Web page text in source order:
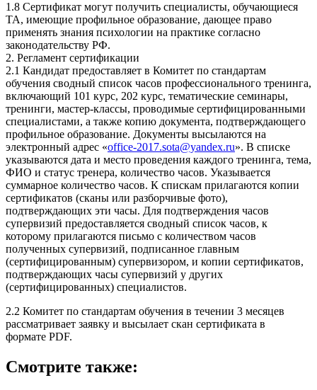
1.8 Сертификат могут получить специалисты, обучающиеся
ТА, имеющие профильное образование, дающее право
применять знания психологии на практике согласно
законодательству РФ.
2. Регламент сертификации
2.1 Кандидат предоставляет в Комитет по стандартам
обучения сводный список часов профессионального тренинга,
включающий 101 курс, 202 курс, тематические семинары,
тренинги, мастер-классы, проводимые сертифицированными
специалистами, а также копию документа, подтверждающего
профильное образование. Документы высылаются на
электронный адрес «office-2017.sota@yandex.ru». В списке
указываются дата и место проведения каждого тренинга, тема,
ФИО и статус тренера, количество часов. Указывается
суммарное количество часов. К спискам прилагаются копии
сертификатов (сканы или разборчивые фото),
подтверждающих эти часы. Для подтверждения часов
супервизий предоставляется сводный список часов, к
которому прилагаются письмо с количеством часов
полученных супервизий, подписанное главным
(сертифицированным) супервизором, и копии сертификатов,
подтверждающих часы супервизий у других
(сертифицированных) специалистов.
2.2 Комитет по стандартам обучения в течении 3 месяцев
рассматривает заявку и высылает скан сертификата в
формате PDF.
Смотрите также: